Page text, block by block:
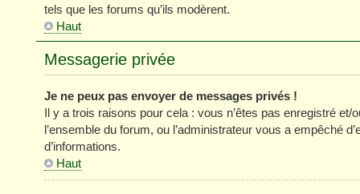
tels que les forums qu’ils modèrent.
Haut
Messagerie privée
Je ne peux pas envoyer de messages privés !
Il y a trois raisons pour cela : vous n’êtes pas enregistré
l’ensemble du forum, ou l’administrateur vous a empêché
d’informations.
Haut